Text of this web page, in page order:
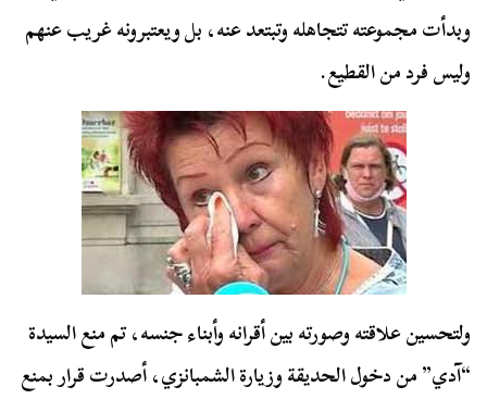
وبدأت مجموعته تتجاهله وتبتعد عنه، بل ويعتبرونه غريب عنهم
وليس فرد من القطيع.
ولتحسين علاقته وصورته بين أقرانه وأبناء جنسه، تم منع السيدة
“آدي” من دخول الحديقة وزيارة الشمبانزي، أصدرت قرار بمنع